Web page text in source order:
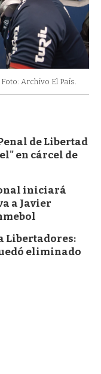
Foto: Archivo El País.
de Libertad
en cárcel de
iniciará
a Javier
Libertadores:
eliminado